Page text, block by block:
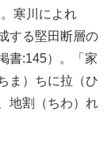
寒川によれ
する堅田断層の
書:145）。「家
ま）ちに拉（ひ
地割（ちわ）れ